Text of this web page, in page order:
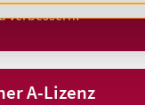
verbessern!
A-Lizenz